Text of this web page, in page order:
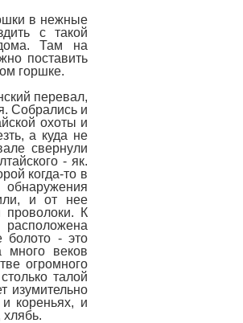
в нежные
с такой
Там на
поставить
горшке.
перевал,
Собрались и
охоты и
а куда не
свернули
- як.
когда-то в
и от нее
К
болото - это
веков
огромного
талой
изумительно
кореньях, и